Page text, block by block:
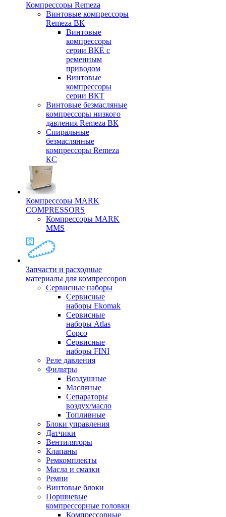
Компрессоры Remeza
Винтовые компрессоры
Remeza ВК
Винтовые
компрессоры
серии ВКЕ с
ременным
приводом
Винтовые
компрессоры
серии ВКТ
Винтовые безмасляные
компрессоры низкого
давления Remeza ВК
Спиральные
безмаслянные
компрессоры Remeza
КС
Компрессоры MARK
COMPRESSORS
Компрессоры MARK
MMS
Запчасти и расходные
материалы для компрессоров
Cервисные наборы
Сервисные
наборы Ekomak
Cервисные
наборы Atlas
Copco
Сервисные
наборы FINI
Реле давления
Фильтры
Воздушные
Масляные
Сепараторы
воздух/масло
Топливные
Блоки управления
Датчики
Вентиляторы
Клапаны
Ремкомплекты
Масла и смазки
Ремни
Винтовые блоки
Поршневые
компрессорные головки
Компрессорные